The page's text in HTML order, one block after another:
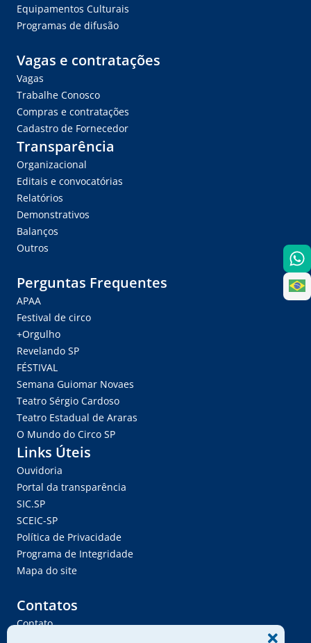
Equipamentos Culturais
Programas de difusão
Vagas e contratações
Vagas
Trabalhe Conosco
Compras e contratações
Cadastro de Fornecedor
Transparência
Organizacional
Editais e convocatórias
Relatórios
Demonstrativos
Balanços
Outros
Perguntas Frequentes
APAA
Festival de circo
+Orgulho
Revelando SP
FÉSTIVAL
Semana Guiomar Novaes
Teatro Sérgio Cardoso
Teatro Estadual de Araras
O Mundo do Circo SP
Links Úteis
Ouvidoria
Portal da transparência
SIC.SP
SCEIC-SP
Política de Privacidade
Programa de Integridade
Mapa do site
Contatos
Contato